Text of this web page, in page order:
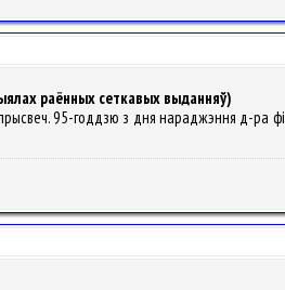
раённых сеткавых выданняў)
95-годдзю з дня нараджэння д-ра